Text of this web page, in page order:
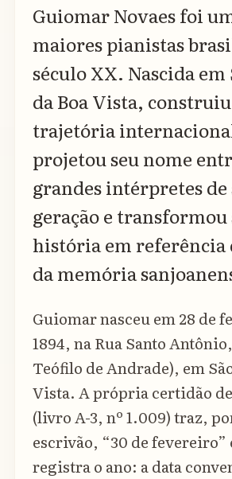
Guiomar Novaes foi
maiores pianistas
século XX. Nascida em
da Boa Vista,
trajetória
projetou seu nome
grandes intérpretes de
geração e transformou
história em referência
da memória
Guiomar nasceu em 28 de
1894, na Rua Santo
Teófilo de Andrade), em
Vista. A própria certidão
(livro A-3, nº 1.009) traz,
escrivão, “30 de fevereiro”
registra o ano: a data